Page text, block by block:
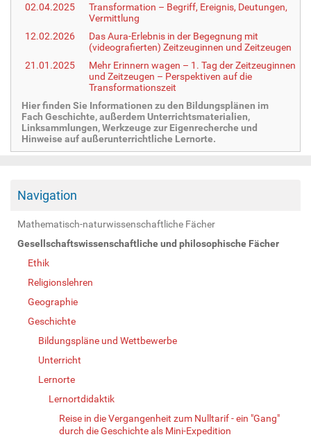
02.04.2025
Transformation – Begriff, Ereignis, Deutungen,
Vermittlung
12.02.2026
Das Aura-Erlebnis in der Begegnung mit
(videografierten) Zeitzeuginnen und Zeitzeugen
21.01.2025
Mehr Erinnern wagen – 1. Tag der Zeitzeuginnen
und Zeitzeugen – Perspektiven auf die
Transformationszeit
Hier finden Sie Informationen zu den Bildungsplänen im
Fach Geschichte, außerdem Unterrichtsmaterialien,
Linksammlungen, Werkzeuge zur Eigenrecherche und
Hinweise auf außerunterrichtliche Lernorte.
Navigation
Mathematisch-naturwissenschaftliche Fächer
Gesellschaftswissenschaftliche und philosophische Fächer
Ethik
Religionslehren
Geographie
Geschichte
Bildungspläne und Wettbewerbe
Unterricht
Lernorte
Lernortdidaktik
Reise in die Vergangenheit zum Nulltarif - ein "Gang"
durch die Geschichte als Mini-Expedition